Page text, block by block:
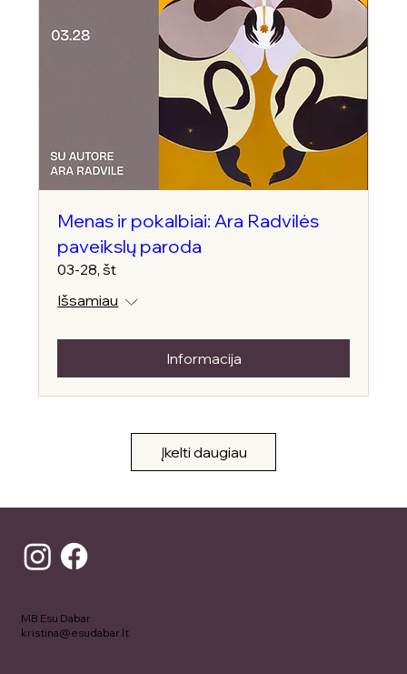
Menas ir pokalbiai: Ara Radvilės
paveikslų paroda
03-28, št
Išsamiau
Informacija
Įkelti daugiau
MB Esu Dabar
kristina@esudabar.lt